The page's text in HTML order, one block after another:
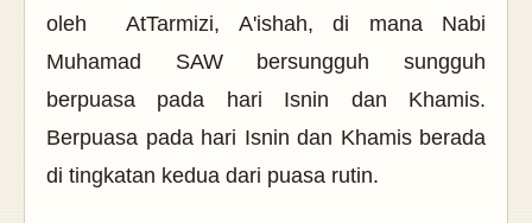
oleh AtTarmizi, A'ishah, di mana Nabi
Muhamad SAW bersungguh sungguh
berpuasa pada hari Isnin dan Khamis.
Berpuasa pada hari Isnin dan Khamis berada
di tingkatan kedua dari puasa rutin.